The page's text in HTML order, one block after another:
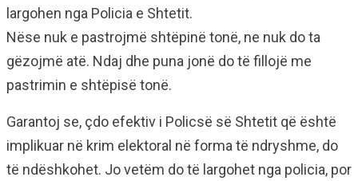
largohen nga Policia e Shtetit.
Nëse nuk e pastrojmë shtëpinë tonë, ne nuk do ta
gëzojmë atë. Ndaj dhe puna jonë do të fillojë me
pastrimin e shtëpisë tonë.
Garantoj se, çdo efektiv i Policsë së Shtetit që është
implikuar në krim elektoral në forma të ndryshme, do
të ndëshkohet. Jo vetëm do të largohet nga policia, por